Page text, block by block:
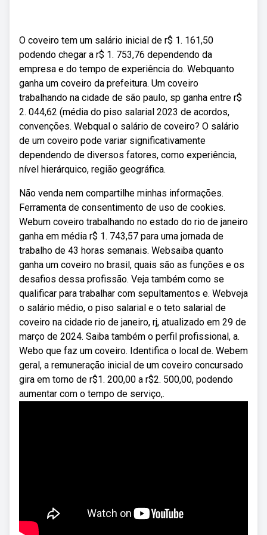
O coveiro tem um salário inicial de r$ 1. 161,50
podendo chegar a r$ 1. 753,76 dependendo da
empresa e do tempo de experiência do. Webquanto
ganha um coveiro da prefeitura. Um coveiro
trabalhando na cidade de são paulo, sp ganha entre r$
2. 044,62 (média do piso salarial 2023 de acordos,
convenções. Webqual o salário de coveiro? O salário
de um coveiro pode variar significativamente
dependendo de diversos fatores, como experiência,
nível hierárquico, região geográfica.
Não venda nem compartilhe minhas informações.
Ferramenta de consentimento de uso de cookies.
Webum coveiro trabalhando no estado do rio de janeiro
ganha em média r$ 1. 743,57 para uma jornada de
trabalho de 43 horas semanais. Websaiba quanto
ganha um coveiro no brasil, quais são as funções e os
desafios dessa profissão. Veja também como se
qualificar para trabalhar com sepultamentos e. Webveja
o salário médio, o piso salarial e o teto salarial de
coveiro na cidade rio de janeiro, rj, atualizado em 29 de
março de 2024. Saiba também o perfil profissional, a.
Webo que faz um coveiro. Identifica o local de. Webem
geral, a remuneração inicial de um coveiro concursado
gira em torno de r$1. 200,00 a r$2. 500,00, podendo
aumentar com o tempo de serviço,.